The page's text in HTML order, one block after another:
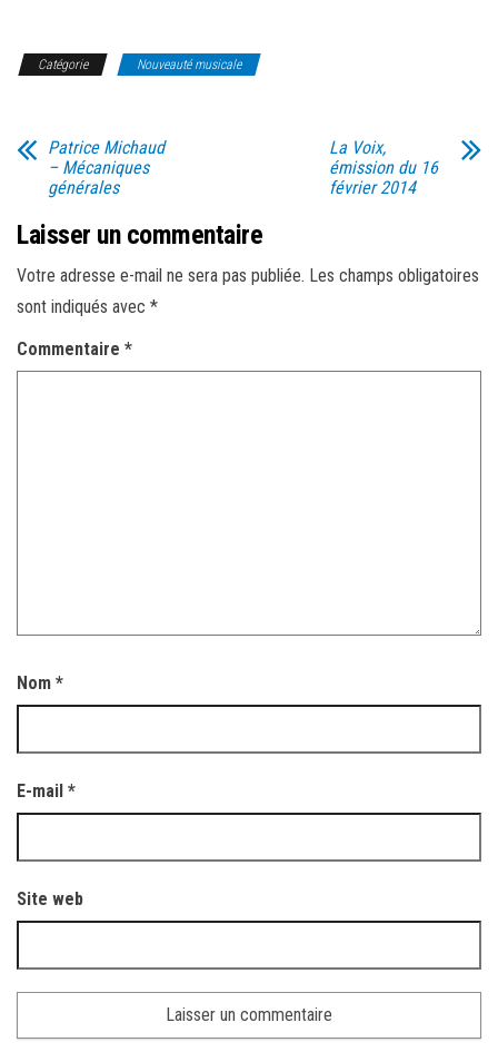
Catégorie Nouveauté musicale
Patrice Michaud
– Mécaniques
générales
La Voix,
émission du 16
février 2014
Laisser un commentaire
Votre adresse e-mail ne sera pas publiée. Les champs obligatoires
sont indiqués avec *
Commentaire *
Nom *
E-mail *
Site web